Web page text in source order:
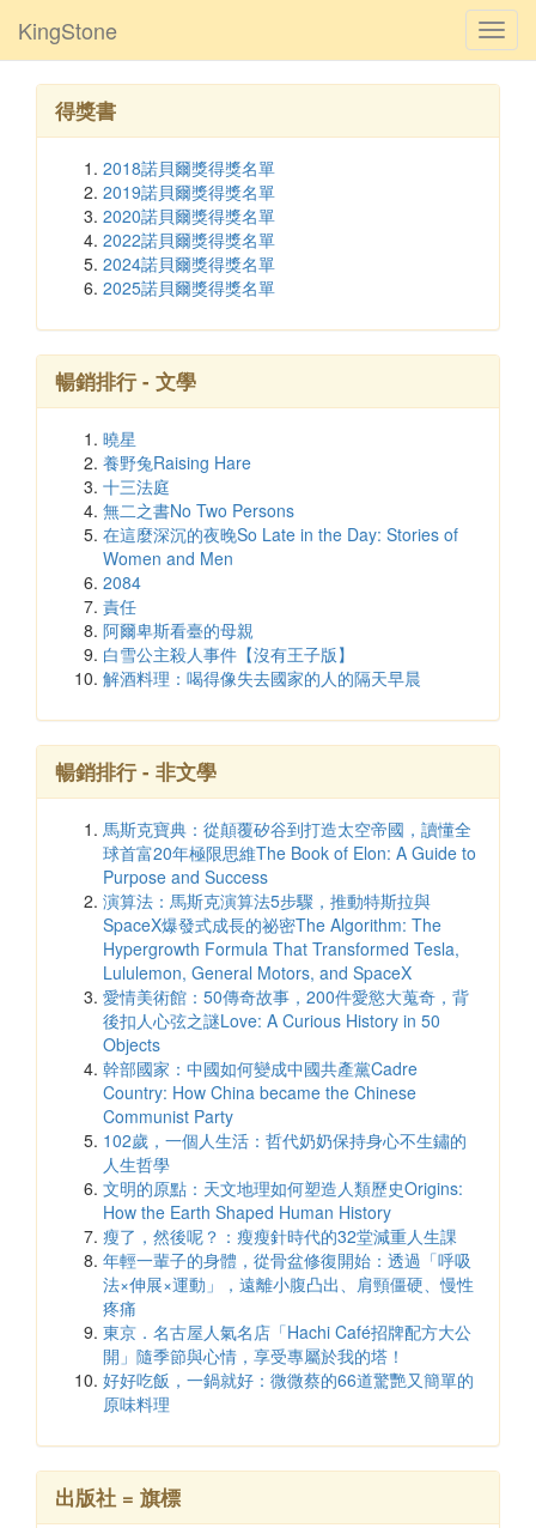
KingStone
得獎書
2018諾貝爾獎得獎名單
2019諾貝爾獎得獎名單
2020諾貝爾獎得獎名單
2022諾貝爾獎得獎名單
2024諾貝爾獎得獎名單
2025諾貝爾獎得獎名單
暢銷排行 - 文學
曉星
養野兔Raising Hare
十三法庭
無二之書No Two Persons
在這麼深沉的夜晚So Late in the Day: Stories of
Women and Men
2084
責任
阿爾卑斯看臺的母親
白雪公主殺人事件【沒有王子版】
解酒料理：喝得像失去國家的人的隔天早晨
暢銷排行 - 非文學
馬斯克寶典：從顛覆矽谷到打造太空帝國，讀懂全
球首富20年極限思維The Book of Elon: A Guide to
Purpose and Success
演算法：馬斯克演算法5步驟，推動特斯拉與
SpaceX爆發式成長的祕密The Algorithm: The
Hypergrowth Formula That Transformed Tesla,
Lululemon, General Motors, and SpaceX
愛情美術館：50傳奇故事，200件愛慾大蒐奇，背
後扣人心弦之謎Love: A Curious History in 50
Objects
幹部國家：中國如何變成中國共產黨Cadre
Country: How China became the Chinese
Communist Party
102歲，一個人生活：哲代奶奶保持身心不生鏽的
人生哲學
文明的原點：天文地理如何塑造人類歷史Origins:
How the Earth Shaped Human History
瘦了，然後呢？：瘦瘦針時代的32堂減重人生課
年輕一輩子的身體，從骨盆修復開始：透過「呼吸
法×伸展×運動」，遠離小腹凸出、肩頸僵硬、慢性
疼痛
東京．名古屋人氣名店「Hachi Café招牌配方大公
開」隨季節與心情，享受專屬於我的塔！
好好吃飯，一鍋就好：微微蔡的66道驚艷又簡單的
原味料理
出版社 = 旗標